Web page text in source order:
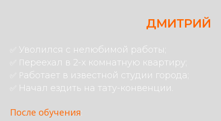
ДМИТРИЙ
Уволился с нелюбимой работы;
✅ Переехал в 2-х комнатную квартиру;
✅ Работает в известной студии города;
Начал ездить на тату-конвенции.
После обучения: